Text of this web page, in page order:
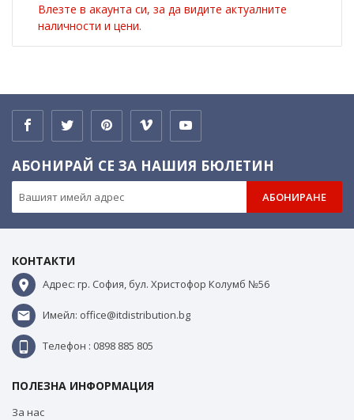
Влезте в акаунта си, за да видите актуалните
наличности и цени.
АБОНИРАЙ СЕ ЗА НАШИЯ БЮЛЕТИН
АБОНИРАНЕ
КОНТАКТИ
Адрес: гр. София, бул. Христофор Колумб №56
Имейл: office@itdistribution.bg
Телефон : 0898 885 805
ПОЛЕЗНА ИНФОРМАЦИЯ
За нас